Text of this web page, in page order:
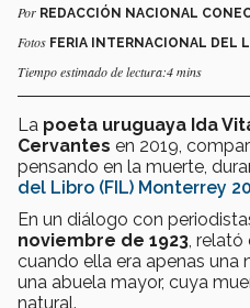
Por REDACCIÓN NACIONAL
Fotos FERIA INTERNACIONAL DEL
Tiempo estimado de lectura:4 mins
La poeta uruguaya Ida
Cervantes en 2019,
pensando en la muerte,
del Libro (FIL) Monterrey
En un diálogo con
noviembre de 1923 ,
cuando ella era apenas una
una abuela mayor, cuya
natural.